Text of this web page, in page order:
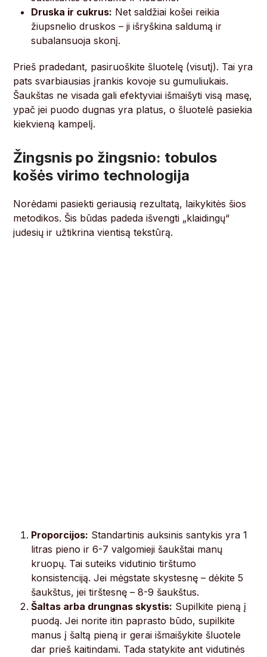
Druska ir cukrus: Net saldžiai košei reikia
žiupsnelio druskos – ji išryškina saldumą ir
subalansuoja skonį.
Prieš pradedant, pasiruoškite šluotelę (visutį). Tai yra
pats svarbiausias įrankis kovoje su gumuliukais.
Šaukštas ne visada gali efektyviai išmaišyti visą masę,
ypač jei puodo dugnas yra platus, o šluotelė pasiekia
kiekvieną kampelį.
Žingsnis po žingsnio: tobulos
košės virimo technologija
Norėdami pasiekti geriausią rezultatą, laikykitės šios
metodikos. Šis būdas padeda išvengti „klaidingų“
judesių ir užtikrina vientisą tekstūrą.
Proporcijos: Standartinis auksinis santykis yra 1
litras pieno ir 6-7 valgomieji šaukštai manų
kruopų. Tai suteiks vidutinio tirštumo
konsistenciją. Jei mėgstate skystesnę – dėkite 5
šaukštus, jei tirštesnę – 8-9 šaukštus.
Šaltas arba drungnas skystis: Supilkite pieną į
puodą. Jei norite itin paprasto būdo, supilkite
manus į šaltą pieną ir gerai išmaišykite šluotele
dar prieš kaitindami. Tada statykite ant vidutinės